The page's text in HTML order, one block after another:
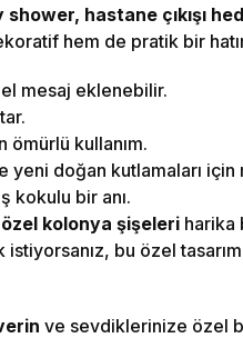
hastane çıkışı
hem de pratik bir
mesaj eklenebilir.
kullanım.
doğan kutlamaları için
kokulu bir anı.
kolonya şişeleri harika
istiyorsanız, bu özel
ve sevdiklerinize özel